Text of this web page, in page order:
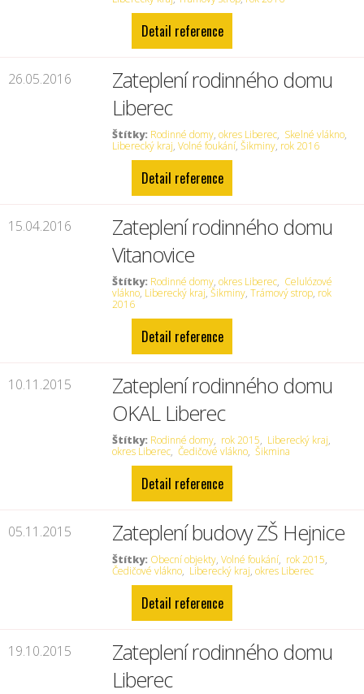
Detail reference
26.05.2016
Zateplení rodinného domu
Liberec
Štítky: Rodinné domy,okres Liberec, Skelné vlákno,
Liberecký kraj,Volné foukání,Šikminy, rok 2016
Detail reference
15.04.2016
Zateplení rodinného domu
Vitanovice
Štítky: Rodinné domy,okres Liberec, Celulózové
vlákno, Liberecký kraj,Šikminy,Trámový strop, rok
2016
Detail reference
10.11.2015
Zateplení rodinného domu
OKAL Liberec
Štítky: Rodinné domy, rok 2015, Liberecký kraj,
okres Liberec, Čedičové vlákno, Šikmina
Detail reference
05.11.2015 Zateplení budovy ZŠ Hejnice
Štítky: Obecní objekty,Volné foukání, rok 2015,
Čedičové vlákno, Liberecký kraj,okres Liberec
Detail reference
19.10.2015
Zateplení rodinného domu
Liberec